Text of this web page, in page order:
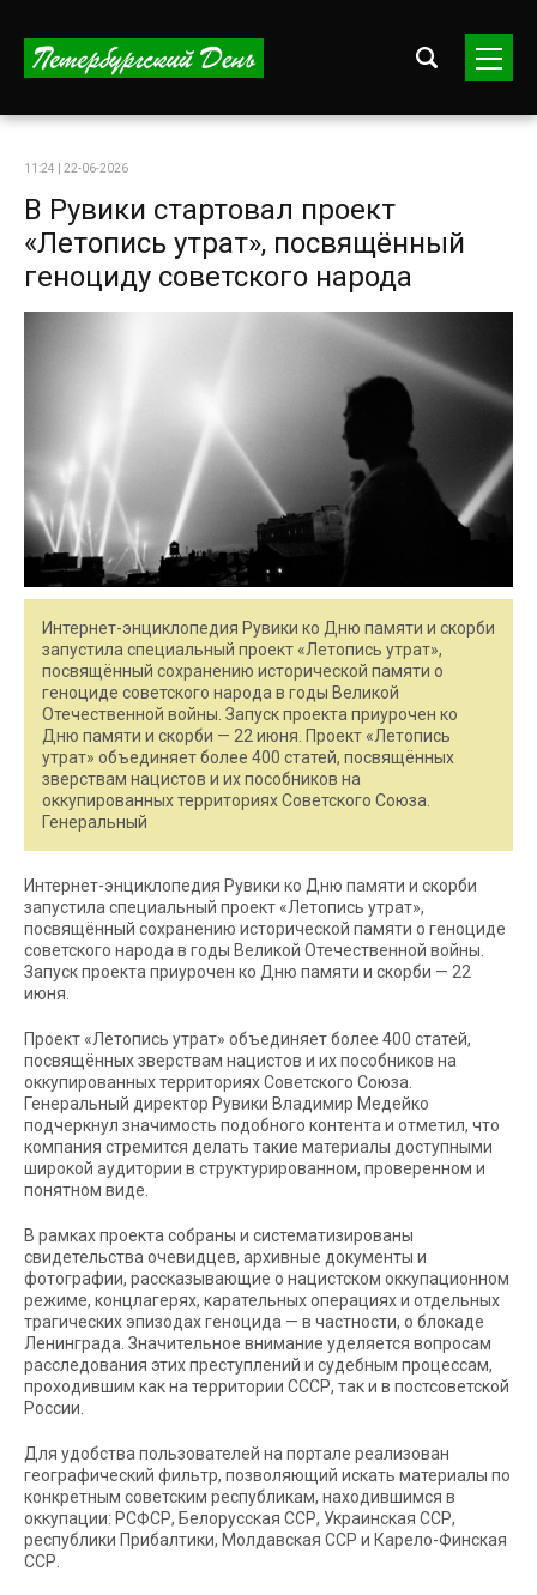
11:24 | 22-06-2026
В Рувики стартовал проект
«Летопись утрат», посвящённый
геноциду советского народа
Интернет-энциклопедия Рувики ко Дню памяти и скорби
запустила специальный проект «Летопись утрат»,
посвящённый сохранению исторической памяти о
геноциде советского народа в годы Великой
Отечественной войны. Запуск проекта приурочен ко
Дню памяти и скорби — 22 июня. Проект «Летопись
утрат» объединяет более 400 статей, посвящённых
зверствам нацистов и их пособников на
оккупированных территориях Советского Союза.
Генеральный
Интернет-энциклопедия Рувики ко Дню памяти и скорби
запустила специальный проект «Летопись утрат»,
посвящённый сохранению исторической памяти о геноциде
советского народа в годы Великой Отечественной войны.
Запуск проекта приурочен ко Дню памяти и скорби — 22
июня.
Проект «Летопись утрат» объединяет более 400 статей,
посвящённых зверствам нацистов и их пособников на
оккупированных территориях Советского Союза.
Генеральный директор Рувики Владимир Медейко
подчеркнул значимость подобного контента и отметил, что
компания стремится делать такие материалы доступными
широкой аудитории в структурированном, проверенном и
понятном виде.
В рамках проекта собраны и систематизированы
свидетельства очевидцев, архивные документы и
фотографии, рассказывающие о нацистском оккупационном
режиме, концлагерях, карательных операциях и отдельных
трагических эпизодах геноцида — в частности, о блокаде
Ленинграда. Значительное внимание уделяется вопросам
расследования этих преступлений и судебным процессам,
проходившим как на территории СССР, так и в постсоветской
России.
Для удобства пользователей на портале реализован
географический фильтр, позволяющий искать материалы по
конкретным советским республикам, находившимся в
оккупации: РСФСР, Белорусская ССР, Украинская ССР,
республики Прибалтики, Молдавская ССР и Карело-Финская
ССР.